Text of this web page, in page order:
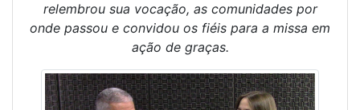
relembrou sua vocação, as comunidades por
onde passou e convidou os fiéis para a missa em
ação de graças.